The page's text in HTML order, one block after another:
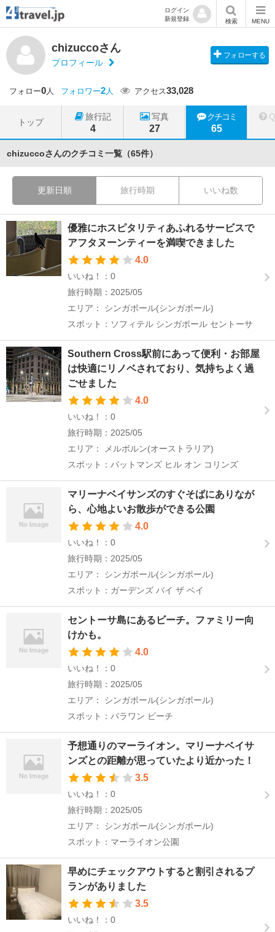
ログイン
新規登録
検索 MENU
chizuccoさん
プロフィール
フォローする
フォロー0人 フォロワー2人 アクセス33,028
トップ
旅行記
4
写真
27
クチコミ
65
chizuccoさんのクチコミ一覧（65件）
更新日順 旅行時期 いいね数
優雅にホスピタリティあふれるサービスで
アフタヌーンティーを満喫できました
4.0
いいね！：0
旅行時期：2025/05
エリア： シンガポール(シンガポール)
スポット：ソフィテル シンガポール セントーサ
Southern Cross駅前にあって便利・お部屋
は快適にリノベされており、気持ちよく過
ごせました
4.0
いいね！：0
旅行時期：2025/05
エリア： メルボルン(オーストラリア)
スポット：バットマンズ ヒル オン コリンズ
マリーナベイサンズのすぐそばにありなが
ら、心地よいお散歩ができる公園
4.0
いいね！：0
旅行時期：2025/05
エリア： シンガポール(シンガポール)
スポット：ガーデンズ バイ ザ ベイ
セントーサ島にあるビーチ。ファミリー向
けかも。
4.0
いいね！：0
旅行時期：2025/05
エリア： シンガポール(シンガポール)
スポット：パラワン ビーチ
予想通りのマーライオン。マリーナベイサ
ンズとの距離が思っていたより近かった！
3.5
いいね！：0
旅行時期：2025/05
エリア： シンガポール(シンガポール)
スポット：マーライオン公園
早めにチェックアウトすると割引されるプ
ランがありました
3.5
いいね！：0